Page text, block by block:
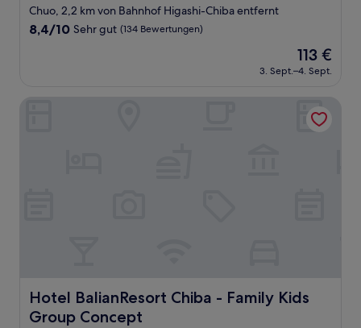
Sterne-
Unterkunft
Chuo, 2,2 km von Bahnhof Higashi-Chiba entfernt
8.4
(134
8,4/10 Sehr gut (134 Bewertungen)
Der
Preis
beträgt
113 €
3. Sept.–4. Sept.
Hotel BalianResort Chiba - Family Kids
Group Concept
Hotel BalianResort Chiba - Family Kids Group Concept
Hotel BalianResort Chiba - Family Kids Group Concept